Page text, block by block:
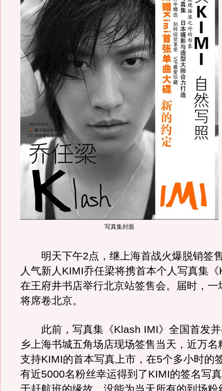
写真集封面
明天下午2点，继上海首战火爆脱销签
人气新人KIMI乔任梁将携首本个人写真集
在王府井书店举行北京站签售会。届时，一
将席卷北京。
此前，写真集《Klash IMI》全国首发并
乡上海书城五角场店现场签售当天，近万名
支持KIMI的首本写真上市，在5个多小时的
有近5000名粉丝幸运得到了KIMI的签名写